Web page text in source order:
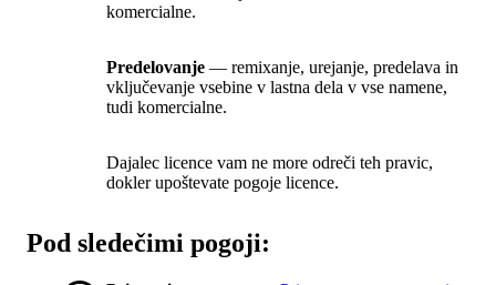
komercialne.
Predelovanje — remixanje, urejanje, predelava in
vključevanje vsebine v lastna dela v vse namene,
tudi komercialne.
Dajalec licence vam ne more odreči teh pravic,
dokler upoštevate pogoje licence.
Pod sledečimi pogoji: